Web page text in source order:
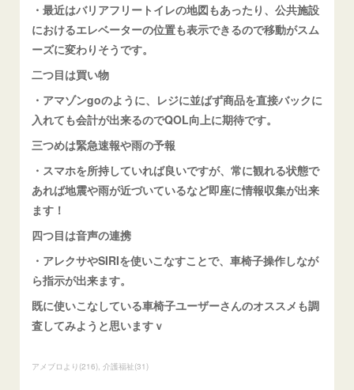
・最近はバリアフリートイレの地図もあったり、公共施設
におけるエレベーターの位置も表示できるので移動がスム
ーズに変わりそうです。
二つ目は買い物
・アマゾンgoのように、レジに並ばず商品を直接バックに
入れても会計が出来るのでQOL向上に期待です。
三つめは緊急速報や雨の予報
・スマホを所持していれば良いですが、常に観れる状態で
あれば地震や雨が近づいているなど即座に情報収集が出来
ます！
四つ目は音声の連携
・アレクサやSIRIを使いこなすことで、車椅子操作しなが
ら指示が出来ます。
既に使いこなしている車椅子ユーザーさんのオススメも調
査してみようと思いますｖ
アメブロより (216) 介護福祉(31)